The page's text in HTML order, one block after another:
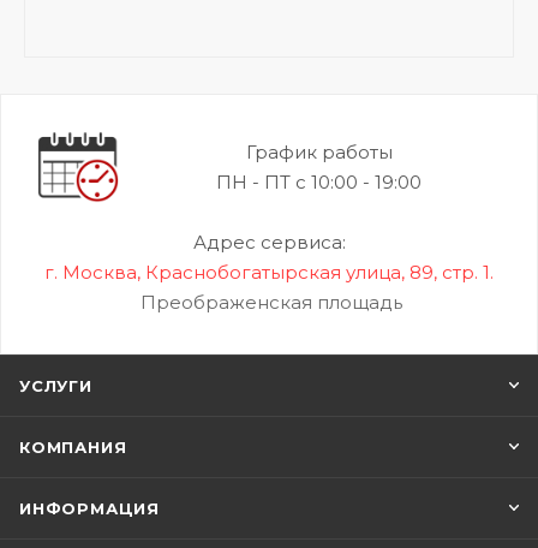
График работы
ПН - ПТ с 10:00 - 19:00
Адрес сервиса:
г. Москва, Краснобогатырская улица, 89, стр. 1.
Преображенская площадь
УСЛУГИ
КОМПАНИЯ
ИНФОРМАЦИЯ